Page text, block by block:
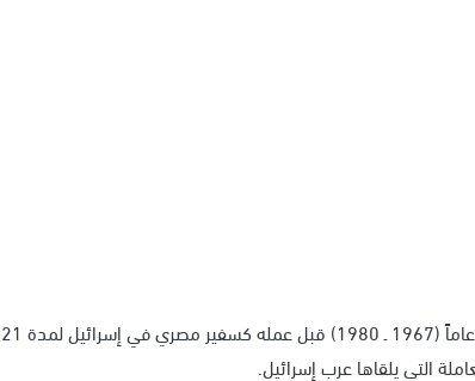
بسيوني الذي عمل كرئيس لقسم إسرائيل بالمخابرات الحربية لمدة 14 عاماً (1967 ـ 1980) قبل عمله كسفير مصري في إسرائيل لمدة 21
التي يلقاها عرب إسرائيل.